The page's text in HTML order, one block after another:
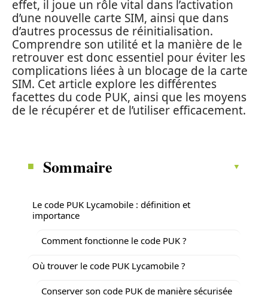
effet, il joue un rôle vital dans l’activation
d’une nouvelle carte SIM, ainsi que dans
d’autres processus de réinitialisation.
Comprendre son utilité et la manière de le
retrouver est donc essentiel pour éviter les
complications liées à un blocage de la carte
SIM. Cet article explore les différentes
facettes du code PUK, ainsi que les moyens
de le récupérer et de l’utiliser efficacement.
Sommaire
Le code PUK Lycamobile : définition et
importance
Comment fonctionne le code PUK ?
Où trouver le code PUK Lycamobile ?
Conserver son code PUK de manière sécurisée